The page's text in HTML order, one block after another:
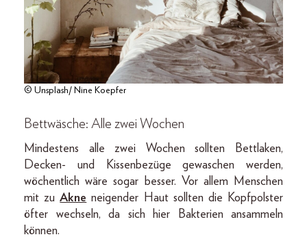
© Unsplash/ Nine Koepfer
Bettwäsche: Alle zwei Wochen
Mindestens alle zwei Wochen sollten Bettlaken,
Decken- und Kissenbezüge gewaschen werden,
wöchentlich wäre sogar besser. Vor allem Menschen
mit zuAkne neigender Haut sollten die Kopfpolster
öfter wechseln, da sich hier Bakterien ansammeln
können.